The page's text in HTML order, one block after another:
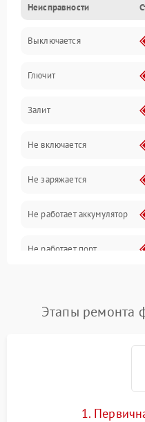
Электронные ошибки
Механические проблемы
Матрица и оптика
Питание и питание цепей
Проблемы с картами
Объективы
Программные сбои
Коммуникации и
Неисправности
Выключается
Глючит
Залит
Не включается
Не заряжается
Не работает аккумулятор
Не работает порт
Этапы ремонта
1.